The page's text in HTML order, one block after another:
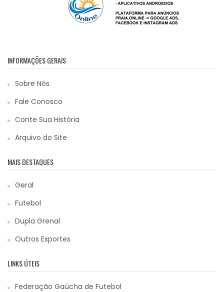
INFORMAÇÕES GERAIS
Sobre Nós
Fale Conosco
Conte Sua História
Arquivo do Site
MAIS DESTAQUES
Geral
Futebol
Dupla Grenal
Outros Esportes
LINKS ÚTEIS
Federação Gaúcha de Futebol